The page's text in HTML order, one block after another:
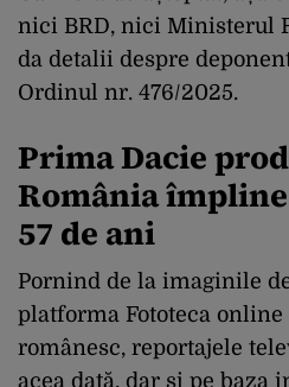
nici BRD, nici Ministerul
da detalii despre
Ordinul nr. 476/2025.
Prima Dacie
România
57 de ani
Pornind de la imaginile
platforma Fototeca
românesc, reportajele
acea dată, dar și pe